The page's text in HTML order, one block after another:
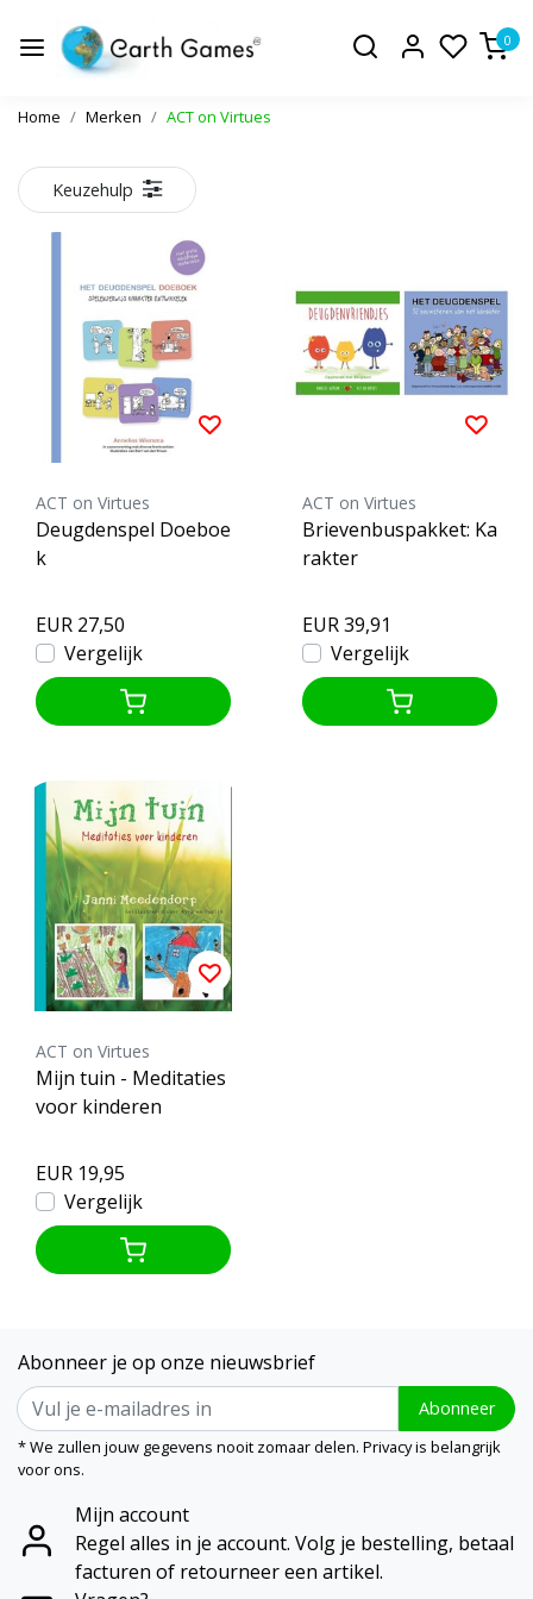
0
Home Merken ACT on Virtues
Keuzehulp
ACT on Virtues
Deugdenspel Doeboe
k
EUR 27,50
Vergelijk
ACT on Virtues
Brievenbuspakket: Ka
rakter
EUR 39,91
Vergelijk
ACT on Virtues
Mijn tuin - Meditaties
voor kinderen
EUR 19,95
Vergelijk
Abonneer je op onze nieuwsbrief
Abonneer
* We zullen jouw gegevens nooit zomaar delen. Privacy is belangrijk
voor ons.
Mijn account
Regel alles in je account. Volg je bestelling, betaal
facturen of retourneer een artikel.